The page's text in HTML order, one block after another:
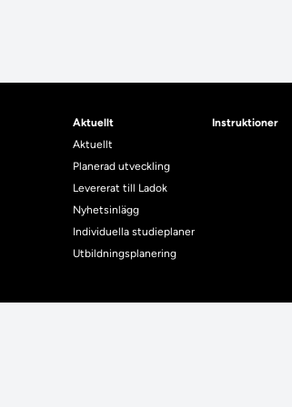
Aktuellt
Aktuellt
Planerad utveckling
Levererat till Ladok
Nyhetsinlägg
Individuella studieplaner
Utbildningsplanering
Instruktioner